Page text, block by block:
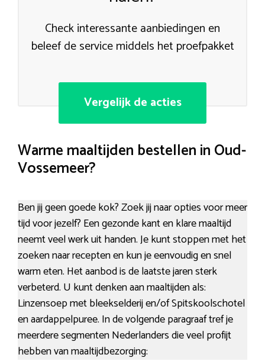
Check interessante aanbiedingen en
beleef de service middels het proefpakket
Vergelijk de acties
Warme maaltijden bestellen in Oud-
Vossemeer?
Ben jij geen goede kok? Zoek jij naar opties voor meer
tijd voor jezelf? Een gezonde kant en klare maaltijd
neemt veel werk uit handen. Je kunt stoppen met het
zoeken naar recepten en kun je eenvoudig en snel
warm eten. Het aanbod is de laatste jaren sterk
verbeterd. U kunt denken aan maaltijden als:
Linzensoep met bleekselderij en/of Spitskoolschotel
en aardappelpuree. In de volgende paragraaf tref je
meerdere segmenten Nederlanders die veel profijt
hebben van maaltijdbezorging: